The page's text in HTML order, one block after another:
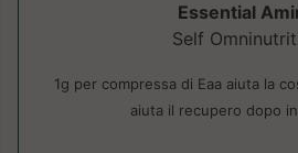
Essential
Self
1g per compressa di Eaa aiuta la
aiuta il recupero dopo